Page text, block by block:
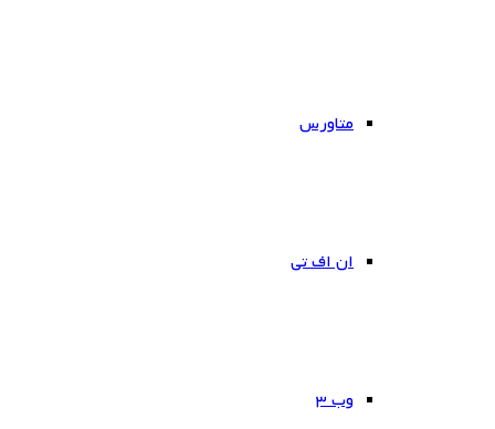
متاورس
ان اف تی
وب ۳